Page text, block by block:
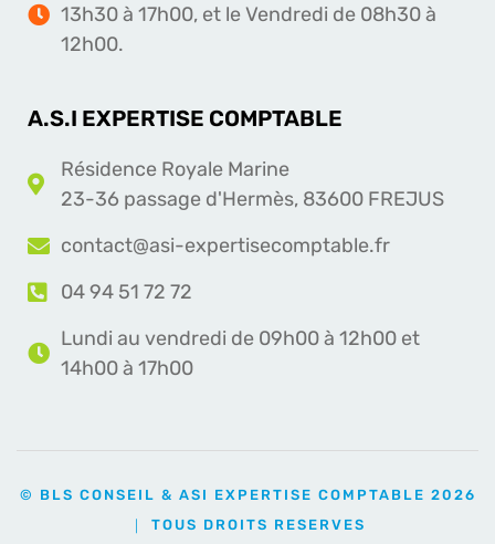
13h30 à 17h00, et le Vendredi de 08h30 à
12h00.
A.S.I EXPERTISE COMPTABLE
Résidence Royale Marine
23-36 passage d'Hermès, 83600 FREJUS
contact@asi-expertisecomptable.fr
04 94 51 72 72
Lundi au vendredi de 09h00 à 12h00 et
14h00 à 17h00
© BLS CONSEIL & ASI EXPERTISE COMPTABLE 2026
｜ TOUS DROITS RESERVES